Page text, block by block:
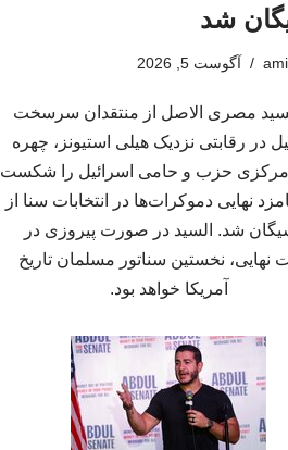
شد
آگوست 5, 2026
مصری الاصل از منتقدان سرسخت
در رقابتی نزدیک هیلی استیونز، چهره
مرکزی حزب و حامی اسرائیل را شکست
نهایی دموکرات‌ها در انتخابات سنا از
شد. السید در صورت پیروزی در
نهایی، نخستین سناتور مسلمان تاریخ
آمریکا خواهد بود.